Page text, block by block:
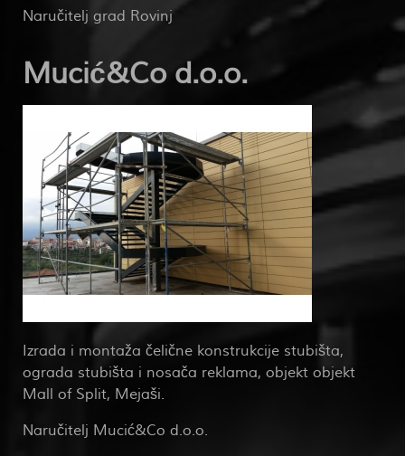
Naručitelj grad Rovinj
Mucić&Co d.o.o.
Izrada i montaža čelične konstrukcije stubišta,
ograda stubišta i nosača reklama, objekt objekt
Mall of Split, Mejaši.
Naručitelj Mucić&Co d.o.o.